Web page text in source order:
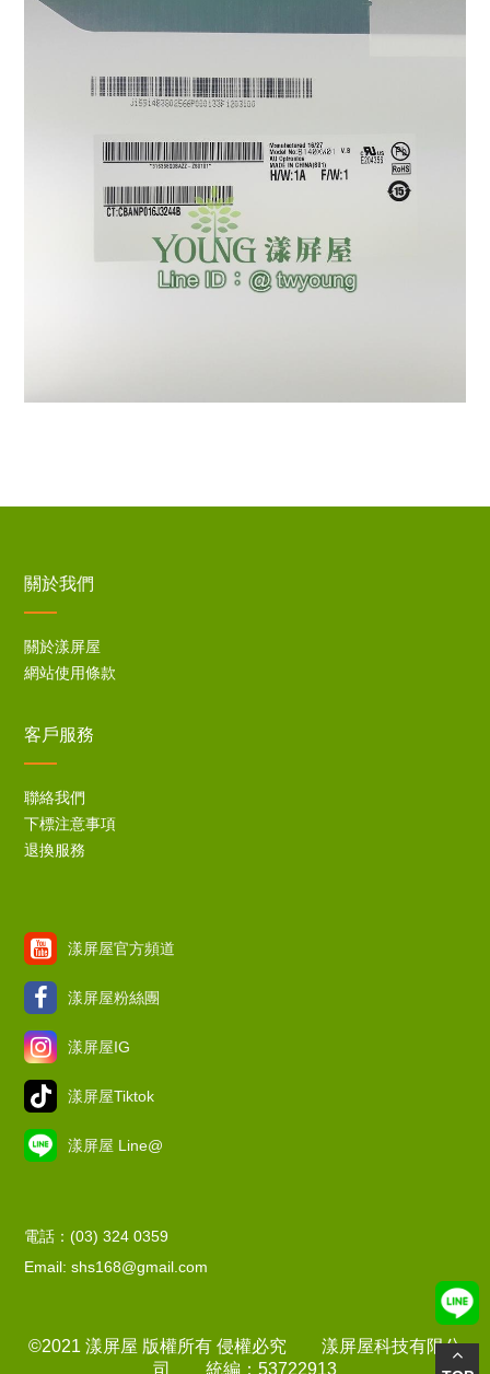
關於我們
關於漾屏屋
網站使用條款
客戶服務
聯絡我們
下標注意事項
退換服務
漾屏屋官方頻道
漾屏屋粉絲團
漾屏屋IG
漾屏屋Tiktok
漾屏屋 Line@
電話：(03) 324 0359
Email: shs168@gmail.com
©2021 漾屏屋 版權所有 侵權必究 漾屏屋科技有限公
司 統編：53722913